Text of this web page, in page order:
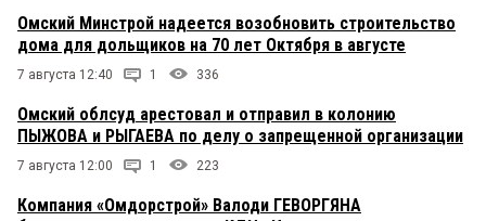
Омский Минстрой надеется возобновить строительство
дома для дольщиков на 70 лет Октября в августе
7 августа 12:40 1 336
Омский облсуд арестовал и отправил в колонию
ПЫЖОВА и РЫГАЕВА по делу о запрещенной организации
7 августа 12:00 1 223
Компания «Омдорстрой» Валоди ГЕВОРГЯНА